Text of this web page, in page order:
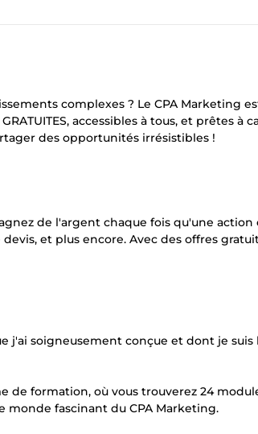
complexes ? Le CPA Marketing
accessibles à tous, et prêtes à
des opportunités irrésistibles !
de l'argent chaque fois qu'une action
et plus encore. Avec des offres
j'ai soigneusement conçue et dont je suis
de formation, où vous trouverez 24
monde fascinant du CPA Marketing.